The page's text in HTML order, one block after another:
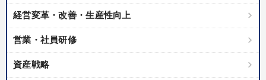
経営変革・改善・生産性向上
営業・社員研修
資産戦略